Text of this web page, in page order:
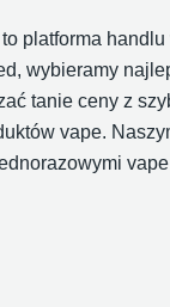
platforma handlu
wybieramy
tanie ceny z
vape.